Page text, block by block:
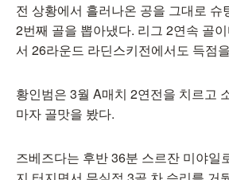
전 상황에서 흘러나온 공을 그대로 슈
2번째 골을 뽑아냈다. 리그 2연속 골
서 26라운드 라딘스키전에서도 득점
황인범은 3월 A매치 2연전을 치르고
마자 골맛을 봤다.
즈베즈다는 후반 36분 스르잔 미야일